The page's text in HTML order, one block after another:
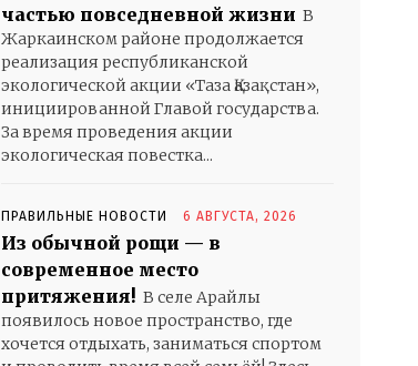
частью повседневной жизни В
Жаркаинском районе продолжается
реализация республиканской
экологической акции «Таза Қазақстан»,
инициированной Главой государства.
За время проведения акции
экологическая повестка...
ПРАВИЛЬНЫЕ НОВОСТИ 6 АВГУСТА, 2026
Из обычной рощи — в
современное место
притяжения! В селе Арайлы
появилось новое пространство, где
хочется отдыхать, заниматься спортом